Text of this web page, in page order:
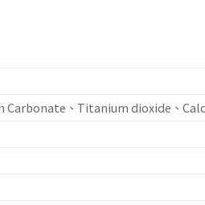
Carbonate、Titanium dioxide、